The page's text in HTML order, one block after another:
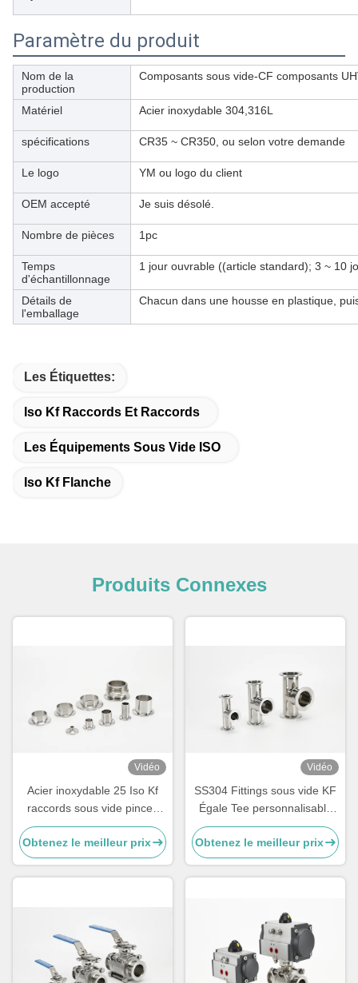
Paramètre du produit
Nom de la
production
Composants sous vide-CF composants
Matériel Acier inoxydable 304,316L
spécifications CR35 ~ CR350, ou selon votre demande
Le logo YM ou logo du client
OEM accepté Je suis désolé.
Nombre de pièces 1pc
Temps
d'échantillonnage
1 jour ouvrable ((article standard); 3 ~ 10
Détails de
l'emballage
Chacun dans une housse en plastique,
Les Étiquettes:
Iso Kf Raccords Et Raccords
Les Équipements Sous Vide ISO
Iso Kf Flanche
Produits Connexes
Vidéo
Acier inoxydable 25 Iso Kf
raccords sous vide pinces
soudées type joint de flange
sous vide
Obtenez le meilleur prix
Vidéo
SS304 Fittings sous vide KF
Égale Tee personnalisable
inoffensif Industriel
Obtenez le meilleur prix